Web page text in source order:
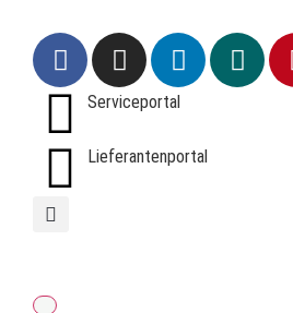
Serviceportal
Lieferantenportal